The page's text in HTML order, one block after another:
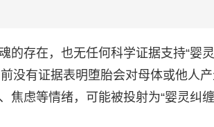
的存在，也无任何科学证据支持“婴
没有证据表明堕胎会对母体或他人
焦虑等情绪，可能被投射为“婴灵纠